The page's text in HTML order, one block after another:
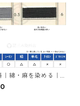
｜綿・麻を染める｜2
レクトファストブラ
赤みの黒色）